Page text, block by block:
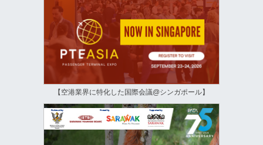
【空港業界に特化した国際会議@シンガポール】